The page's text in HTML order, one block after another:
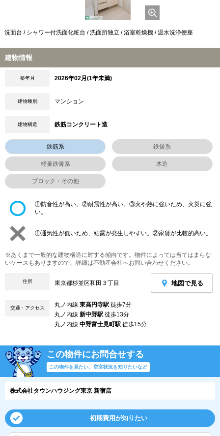
洗面台 / シャワー付洗面化粧台 / 洗面所独立 / 浴室乾燥機 / 温水洗浄便座
建物情報
築年月 2026年02月(1年未満)
建物種別 マンション
建物構造 鉄筋コンクリート造
鉄筋系 鉄骨系
軽量鉄骨系 木造
ブロック・その他
①防音性が高い。②耐震性が高い。③火や熱に強いため、火災に強
い。
①通気性が低いため、結露が発生しやすい。②家賃が比較的高い。
※あくまで一般的な建物構造に対する傾向です。物件によっては当てはまらな
いケースもありますので、詳細は不動産会社へお問い合わせください。
住所 東京都杉並区和田３丁目 地図で見る
交通・アクセス 丸ノ内線 東高円寺駅 徒歩7分
丸ノ内線 新中野駅 徒歩13分
丸ノ内線 中野富士見町駅 徒歩15分
この物件にお問合せする
この物件を見たい、空室状況を知りたいなど
株式会社タウンハウジング東京 新宿店
初期費用が知りたい